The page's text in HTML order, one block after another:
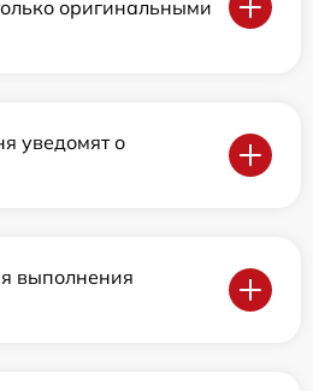
оригинальными
уведомят о
выполнения